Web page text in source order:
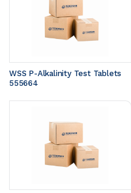
WSS P-Alkalinity Test Tablets
555664